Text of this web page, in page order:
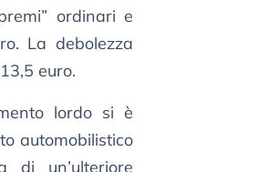
ordinari e
La debolezza
euro.
lordo si è
automobilistico
di un’ulteriore